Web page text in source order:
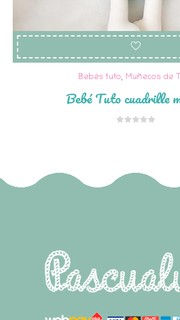
Bebés tuto, Muñecos de
Bebé Tuto cuadrille